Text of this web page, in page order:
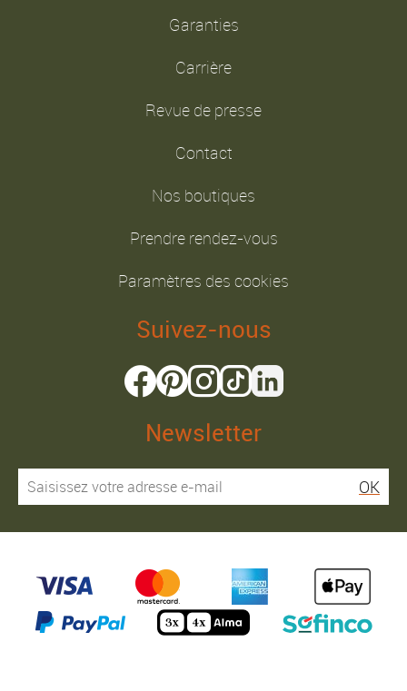
Garanties
Carrière
Revue de presse
Contact
Nos boutiques
Prendre rendez-vous
Paramètres des cookies
Suivez-nous
Newsletter
OK